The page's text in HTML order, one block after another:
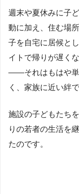
週末や夏休みに子
動に加え、住む場
子を自宅に居候と
イトで帰りが遅く
——それはもはや単
く、家族に近い絆で
施設の子どもたち
りの若者の生活を
たのです。